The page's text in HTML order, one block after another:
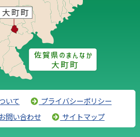
いて
プライバシーポリシー
お問い合わせ サイトマップ